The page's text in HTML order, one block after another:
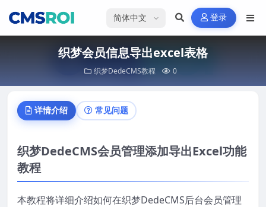
选择语言 登录
织梦会员信息导出excel表格
织梦DedeCMS教程 0
详情介绍 常见问题
织梦DedeCMS会员管理添加导出Excel功能
教程
本教程将详细介绍如何在织梦DedeCMS后台会员管理